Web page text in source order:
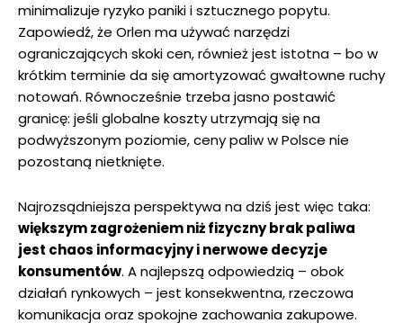
minimalizuje ryzyko paniki i sztucznego popytu.
Zapowiedź, że Orlen ma używać narzędzi
ograniczających skoki cen, również jest istotna – bo w
krótkim terminie da się amortyzować gwałtowne ruchy
notowań. Równocześnie trzeba jasno postawić
granicę: jeśli globalne koszty utrzymają się na
podwyższonym poziomie, ceny paliw w Polsce nie
pozostaną nietknięte.
Najrozsądniejsza perspektywa na dziś jest więc taka:
większym zagrożeniem niż fizyczny brak paliwa
jest chaos informacyjny i nerwowe decyzje
konsumentów. A najlepszą odpowiedzią – obok
działań rynkowych – jest konsekwentna, rzeczowa
komunikacja oraz spokojne zachowania zakupowe.